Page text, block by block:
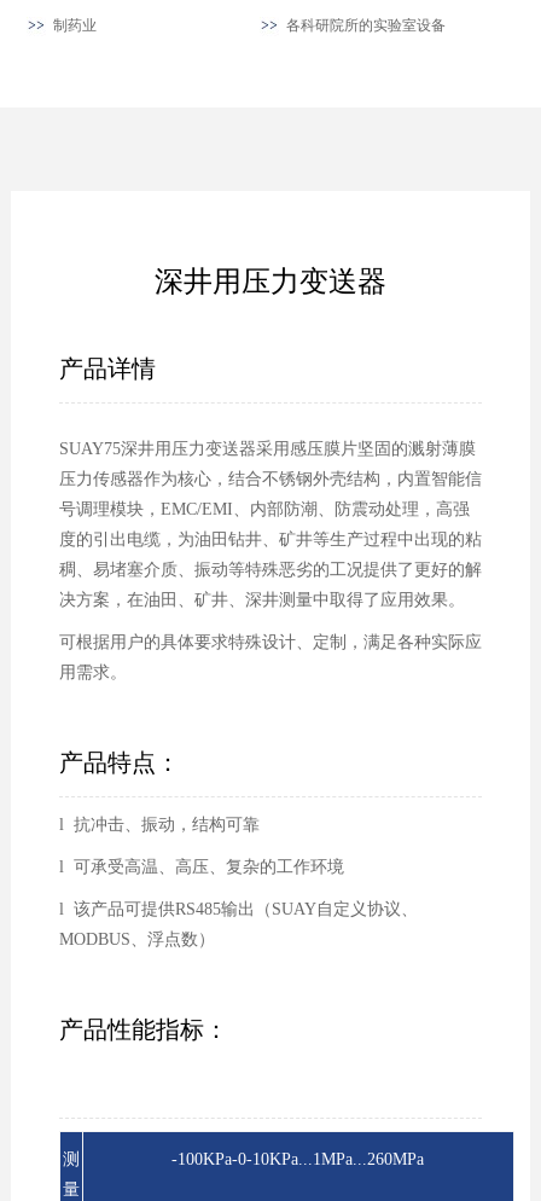
制药业 各科研院所的实验室设备
深井用压力变送器
产品详情
SUAY75深井用压力变送器采用感压膜片坚固的溅射薄膜
压力传感器作为核心，结合不锈钢外壳结构，内置智能信
号调理模块，EMC/EMI、内部防潮、防震动处理，高强
度的引出电缆，为油田钻井、矿井等生产过程中出现的粘
稠、易堵塞介质、振动等特殊恶劣的工况提供了更好的解
决方案，在油田、矿井、深井测量中取得了应用效果。
可根据用户的具体要求特殊设计、定制，满足各种实际应
用需求。
产品特点：
l 抗冲击、振动，结构可靠
l 可承受高温、高压、复杂的工作环境
l 该产品可提供RS485输出（SUAY自定义协议、
MODBUS、浮点数）
产品性能指标：
测
量
-100KPa-0-10KPa...1MPa...260MPa